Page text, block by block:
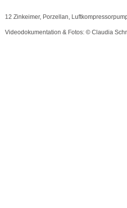
12 Zinkeimer, Porzellan,
Videodokumentation & Fotos: © Claudia